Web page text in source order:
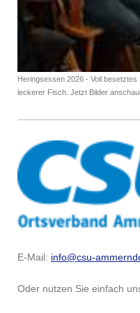
Heringsessen 2026 - Voll
leckerer Fisch. Jetzt Bilder
E-Mail: info@csu-
Oder nutzen Sie einfach